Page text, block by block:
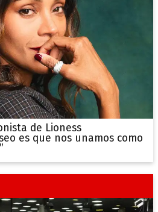
de Lioness
es que nos unamos como